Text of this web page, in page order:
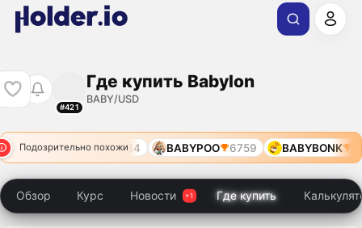
#421
Где купить Babylon
BABY/USD
Подозрительно похожи
4979 BABY 13484 BABYPOO 6759 BABYBONK
Обзор Курс Новости Где купить